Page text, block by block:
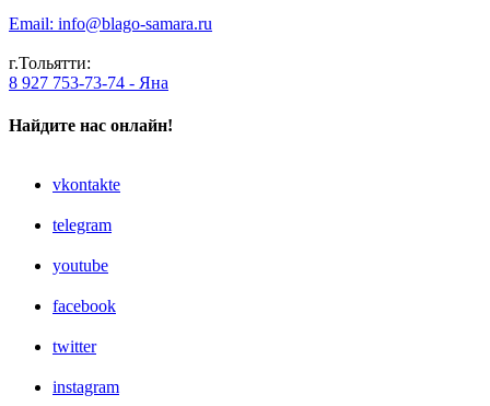
Email: info@blago-samara.ru
г.Тольятти:
8 927 753-73-74 - Яна
Найдите нас онлайн!
vkontakte
telegram
youtube
facebook
twitter
instagram